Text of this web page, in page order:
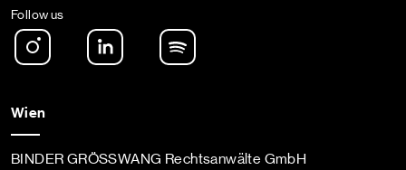
Follow us
Instagram LinkedIn
Wien
BINDER GRÖSSWANG Rechtsanwälte GmbH